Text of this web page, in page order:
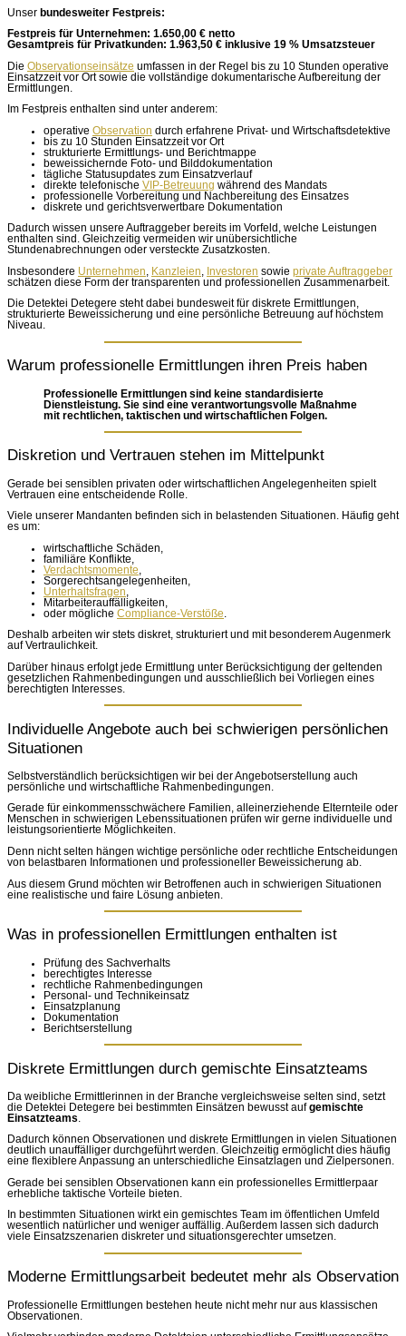
Unser bundesweiter Festpreis:
Festpreis für Unternehmen: 1.650,00 € netto
Gesamtpreis für Privatkunden: 1.963,50 € inklusive 19 % Umsatzsteuer
Die Observationseinsätze umfassen in der Regel bis zu 10 Stunden operative
Einsatzzeit vor Ort sowie die vollständige dokumentarische Aufbereitung der
Ermittlungen.
Im Festpreis enthalten sind unter anderem:
operative Observation durch erfahrene Privat- und Wirtschaftsdetektive
bis zu 10 Stunden Einsatzzeit vor Ort
strukturierte Ermittlungs- und Berichtmappe
beweissichernde Foto- und Bilddokumentation
tägliche Statusupdates zum Einsatzverlauf
direkte telefonische VIP-Betreuung während des Mandats
professionelle Vorbereitung und Nachbereitung des Einsatzes
diskrete und gerichtsverwertbare Dokumentation
Dadurch wissen unsere Auftraggeber bereits im Vorfeld, welche Leistungen
enthalten sind. Gleichzeitig vermeiden wir unübersichtliche
Stundenabrechnungen oder versteckte Zusatzkosten.
Insbesondere Unternehmen Kanzleien Investoren sowie private Auftraggeber
schätzen diese Form der transparenten und professionellen Zusammenarbeit.
Die Detektei Detegere steht dabei bundesweit für diskrete Ermittlungen,
strukturierte Beweissicherung und eine persönliche Betreuung auf höchstem
Niveau.
Warum professionelle Ermittlungen ihren Preis haben
Professionelle Ermittlungen sind keine standardisierte
Dienstleistung. Sie sind eine verantwortungsvolle Maßnahme
mit rechtlichen, taktischen und wirtschaftlichen Folgen.
Diskretion und Vertrauen stehen im Mittelpunkt
Gerade bei sensiblen privaten oder wirtschaftlichen Angelegenheiten spielt
Vertrauen eine entscheidende Rolle.
Viele unserer Mandanten befinden sich in belastenden Situationen. Häufig geht
es um:
wirtschaftliche Schäden,
familiäre Konflikte,
Verdachtsmomente
Sorgerechtsangelegenheiten,
Unterhaltsfragen
Mitarbeiterauffälligkeiten,
oder mögliche Compliance-Verstöße
Deshalb arbeiten wir stets diskret, strukturiert und mit besonderem Augenmerk
auf Vertraulichkeit.
Darüber hinaus erfolgt jede Ermittlung unter Berücksichtigung der geltenden
gesetzlichen Rahmenbedingungen und ausschließlich bei Vorliegen eines
berechtigten Interesses.
Individuelle Angebote auch bei schwierigen persönlichen
Situationen
Selbstverständlich berücksichtigen wir bei der Angebotserstellung auch
persönliche und wirtschaftliche Rahmenbedingungen.
Gerade für einkommensschwächere Familien, alleinerziehende Elternteile oder
Menschen in schwierigen Lebenssituationen prüfen wir gerne individuelle und
leistungsorientierte Möglichkeiten.
Denn nicht selten hängen wichtige persönliche oder rechtliche Entscheidungen
von belastbaren Informationen und professioneller Beweissicherung ab.
Aus diesem Grund möchten wir Betroffenen auch in schwierigen Situationen
eine realistische und faire Lösung anbieten.
Was in professionellen Ermittlungen enthalten ist
Prüfung des Sachverhalts
berechtigtes Interesse
rechtliche Rahmenbedingungen
Personal- und Technikeinsatz
Einsatzplanung
Dokumentation
Berichtserstellung
Diskrete Ermittlungen durch gemischte Einsatzteams
Da weibliche Ermittlerinnen in der Branche vergleichsweise selten sind, setzt
die Detektei Detegere bei bestimmten Einsätzen bewusst aufgemischte
Einsatzteams
Dadurch können Observationen und diskrete Ermittlungen in vielen Situationen
deutlich unauffälliger durchgeführt werden. Gleichzeitig ermöglicht dies häufig
eine flexiblere Anpassung an unterschiedliche Einsatzlagen und Zielpersonen.
Gerade bei sensiblen Observationen kann ein professionelles Ermittlerpaar
erhebliche taktische Vorteile bieten.
In bestimmten Situationen wirkt ein gemischtes Team im öffentlichen Umfeld
wesentlich natürlicher und weniger auffällig. Außerdem lassen sich dadurch
viele Einsatzszenarien diskreter und situationsgerechter umsetzen.
Moderne Ermittlungsarbeit bedeutet mehr als Observation
Professionelle Ermittlungen bestehen heute nicht mehr nur aus klassischen
Observationen.